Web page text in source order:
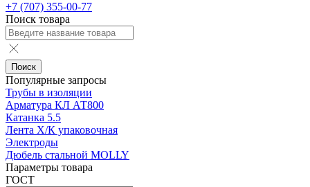
+7 (707) 355-00-77
Поиск товара
Поиск
Популярные запросы
Трубы в изоляции
Арматура КЛ АТ800
Катанка 5.5
Лента Х/К упаковочная
Электроды
Дюбель стальной MOLLY
Параметры товара
ГОСТ